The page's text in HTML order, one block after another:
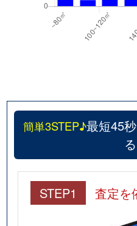
簡単3STEP♪最短45
STEP1 査定を